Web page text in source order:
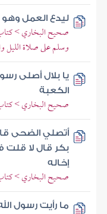
ليدع العمل
صحيح البخاري >
وسلم على صلاة الليل
يا بلال أصلى
الكعبة
صحيح البخاري >
أتصلي الضحى
بكر قال لا قلت
إخاله
صحيح البخاري >
ما رأيت رسول